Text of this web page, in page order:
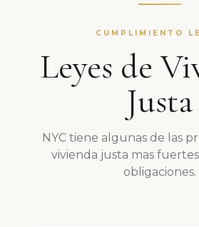
CUMPLIMIENTO
Leyes de
Justa
NYC tiene algunas de las
vivienda justa mas
obligaciones.